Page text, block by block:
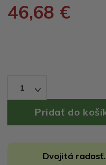
46,68 €
1
Dvojitá radosť.